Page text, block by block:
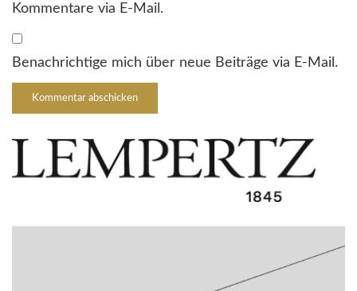
Kommentare via E-Mail.
Benachrichtige mich über neue Beiträge via E-Mail.